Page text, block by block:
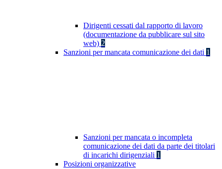
Dirigenti cessati dal rapporto di lavoro
(documentazione da pubblicare sul sito
web) 2
Sanzioni per mancata comunicazione dei dati 1
Sanzioni per mancata o incompleta
comunicazione dei dati da parte dei titolari
di incarichi dirigenziali 1
Posizioni organizzative